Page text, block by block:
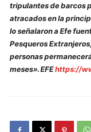
tripulantes de barcos
atracados en la
lo señalaron a Efe
Pesqueros
personas
meses». EFEhttps://